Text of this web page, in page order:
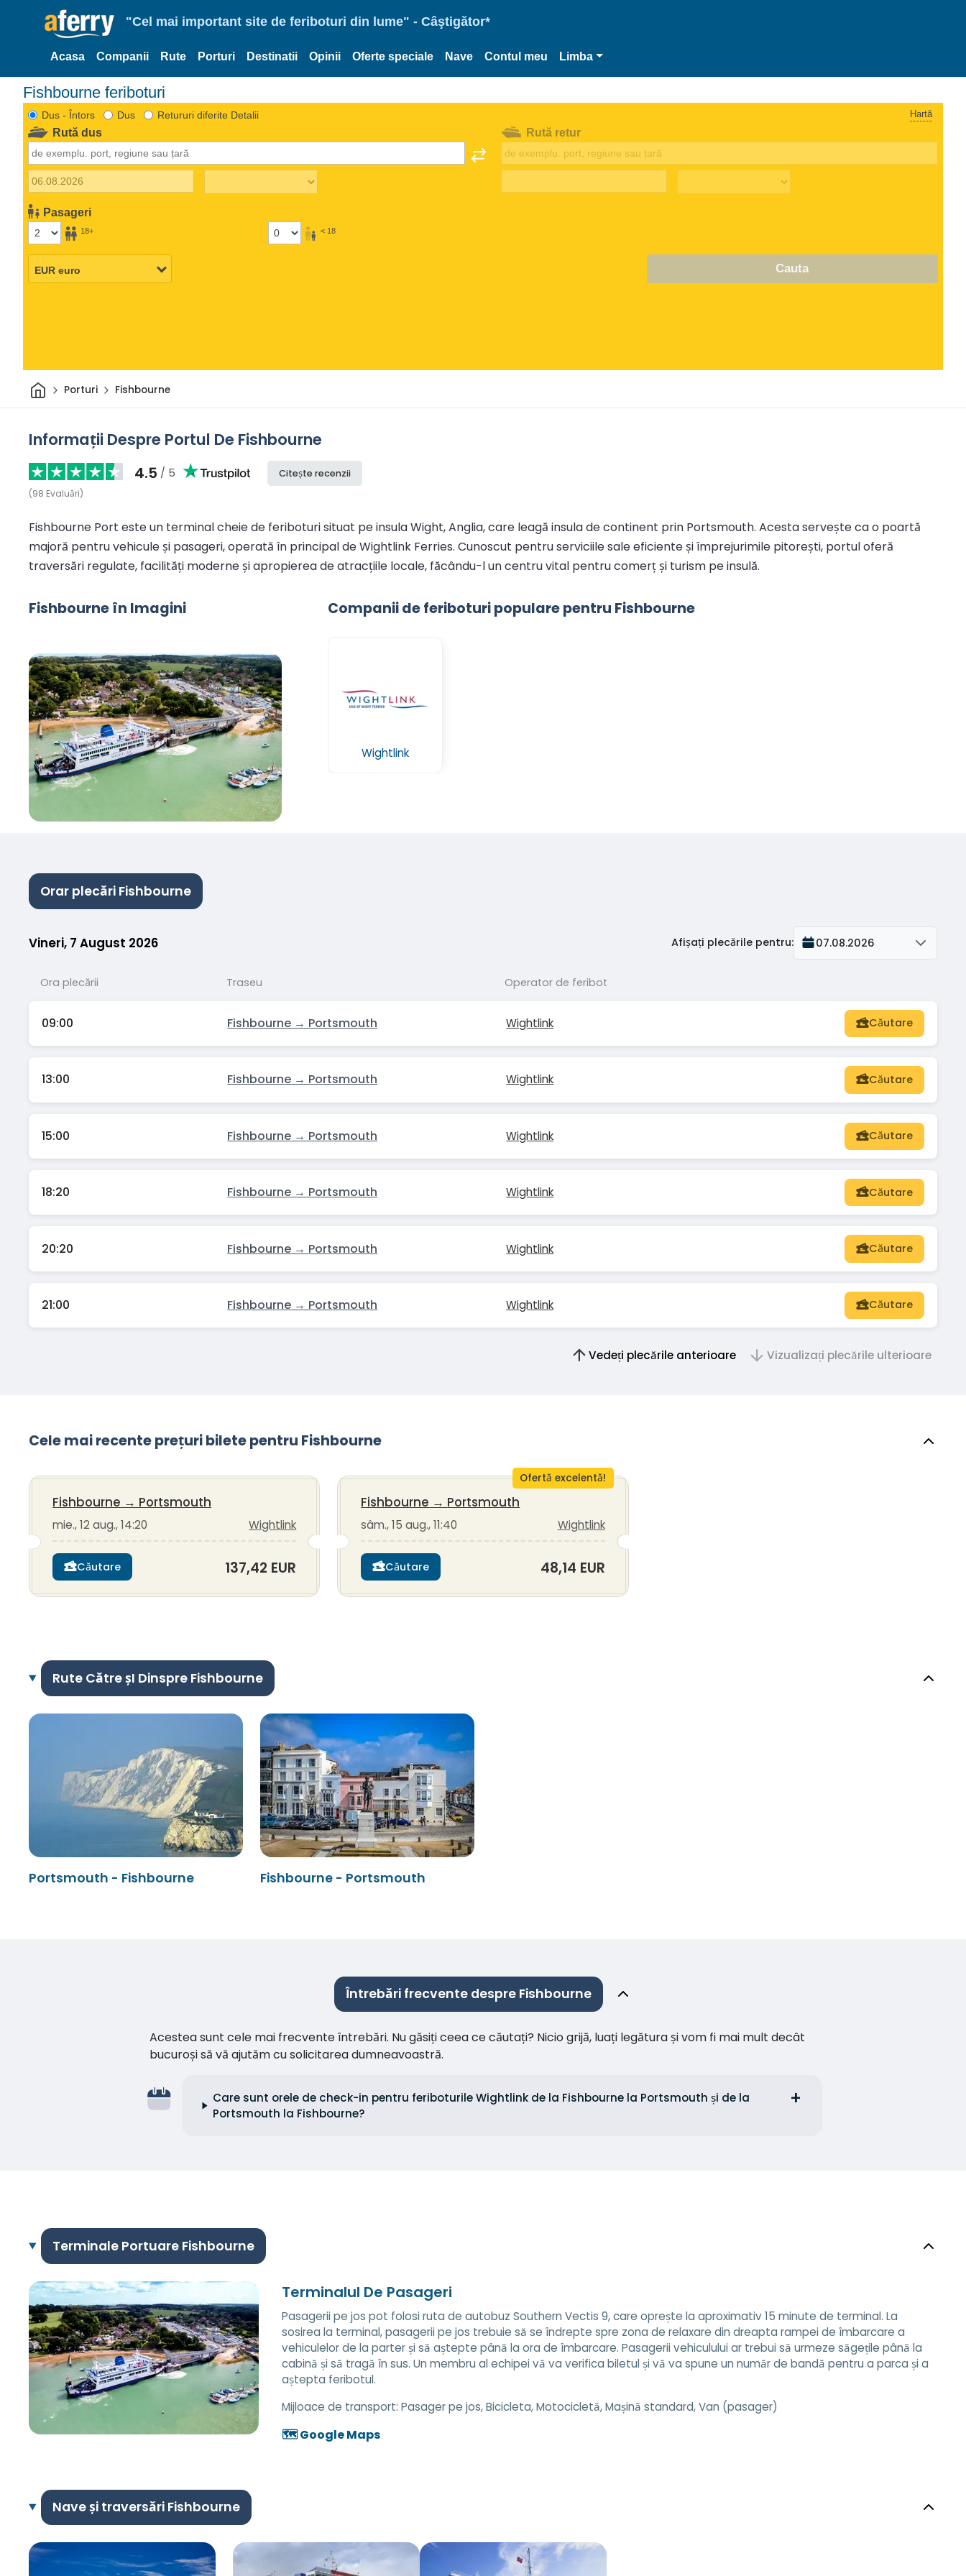
"Cel mai important site de feriboturi din lume" - Câştigător*
Acasa Companii Rute Porturi Destinatii Opinii Oferte speciale Nave Contul meu Limba
Fishbourne feriboturi
Dus - Întors Dus Retururi diferite Detalii Hartă
Rută dus
Pasageri
18+ < 18
Rută retur
Cauta
AcasăPorturi Fishbourne
Informații Despre Portul De Fishbourne
4.5 / 5
(98 Evaluări)
Citește recenzii
Fishbourne Port este un terminal cheie de feriboturi situat pe insula Wight, Anglia, care leagă insula de continent prin Portsmouth. Acesta servește ca o poartă
majoră pentru vehicule și pasageri, operată în principal de Wightlink Ferries. Cunoscut pentru serviciile sale eficiente și împrejurimile pitorești, portul oferă
traversări regulate, facilități moderne și apropierea de atracțiile locale, făcându-l un centru vital pentru comerț și turism pe insulă.
Fishbourne în Imagini Companii de feriboturi populare pentru Fishbourne
Wightlink
Orar plecări Fishbourne
Vineri, 7 August 2026 Afișați plecările pentru: 07.08.2026
Ora plecării Traseu Operator de feribot
09:00 Fishbourne → Portsmouth Wightlink Căutare
13:00 Fishbourne → Portsmouth Wightlink Căutare
15:00 Fishbourne → Portsmouth Wightlink Căutare
18:20 Fishbourne → Portsmouth Wightlink Căutare
20:20 Fishbourne → Portsmouth Wightlink Căutare
21:00 Fishbourne → Portsmouth Wightlink Căutare
Vedeți plecările anterioare Vizualizați plecările ulterioare
Cele mai recente prețuri bilete pentru Fishbourne
Fishbourne → Portsmouth
mie., 12 aug., 14:20 Wightlink
Căutare 137,42 EUR
Ofertă excelentă!
Fishbourne → Portsmouth
sâm., 15 aug., 11:40 Wightlink
Căutare 48,14 EUR
Rute Către șI Dinspre Fishbourne
Portsmouth - Fishbourne Fishbourne - Portsmouth
Întrebări frecvente despre Fishbourne
Acestea sunt cele mai frecvente întrebări. Nu găsiți ceea ce căutați? Nicio grijă, luați legătura și vom fi mai mult decât
bucuroși să vă ajutăm cu solicitarea dumneavoastră.
Care sunt orele de check-in pentru feriboturile Wightlink de la Fishbourne la Portsmouth și de la
Portsmouth la Fishbourne?
Terminale Portuare Fishbourne
Terminalul De Pasageri
Pasagerii pe jos pot folosi ruta de autobuz Southern Vectis 9, care oprește la aproximativ 15 minute de terminal. La
sosirea la terminal, pasagerii pe jos trebuie să se îndrepte spre zona de relaxare din dreapta rampei de îmbarcare a
vehiculelor de la parter și să aștepte până la ora de îmbarcare. Pasagerii vehiculului ar trebui să urmeze săgețile până la
cabină și să tragă în sus. Un membru al echipei vă va verifica biletul și vă va spune un număr de bandă pentru a parca și a
aștepta feribotul.
Mijloace de transport: Pasager pe jos, Bicicleta, Motocicletă, Mașină standard, Van (pasager)
🗺️ Google Maps
Nave și traversări Fishbourne